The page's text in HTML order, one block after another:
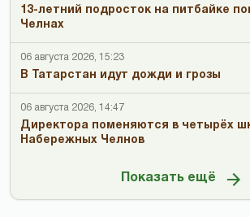
13-летний подросток на питбайке
Челнах
06 августа 2026, 15:23
В Татарстан идут дожди и грозы
06 августа 2026, 14:47
Директора поменяются в четырёх
Набережных Челнов
Показать ещё